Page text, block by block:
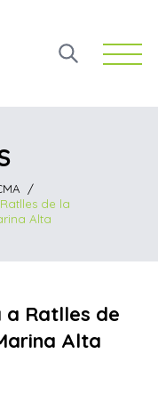
Open
/
de la
Alta
Ratlles de
Alta